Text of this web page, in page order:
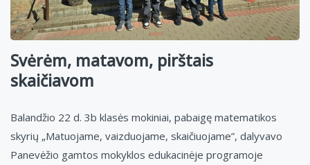
Svėrėm, matavom, pirštais
skaičiavom
Balandžio 22 d. 3b klasės mokiniai, pabaigę matematikos
skyrių „Matuojame, vaizduojame, skaičiuojame”, dalyvavo
Panevėžio gamtos mokyklos edukacinėje programoje